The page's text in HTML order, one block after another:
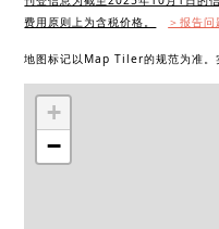
费用原则上为含税价格。
＞报告问
地图标记以Map Tiler的规范为准。
+
−